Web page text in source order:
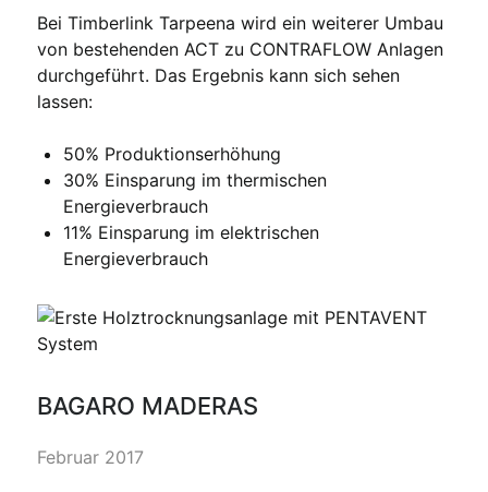
Bei Timberlink Tarpeena wird ein weiterer Umbau
von bestehenden ACT zu CONTRAFLOW Anlagen
durchgeführt. Das Ergebnis kann sich sehen
lassen:
50% Produktionserhöhung
30% Einsparung im thermischen
Energieverbrauch
11% Einsparung im elektrischen
Energieverbrauch
BAGARO MADERAS
Februar 2017